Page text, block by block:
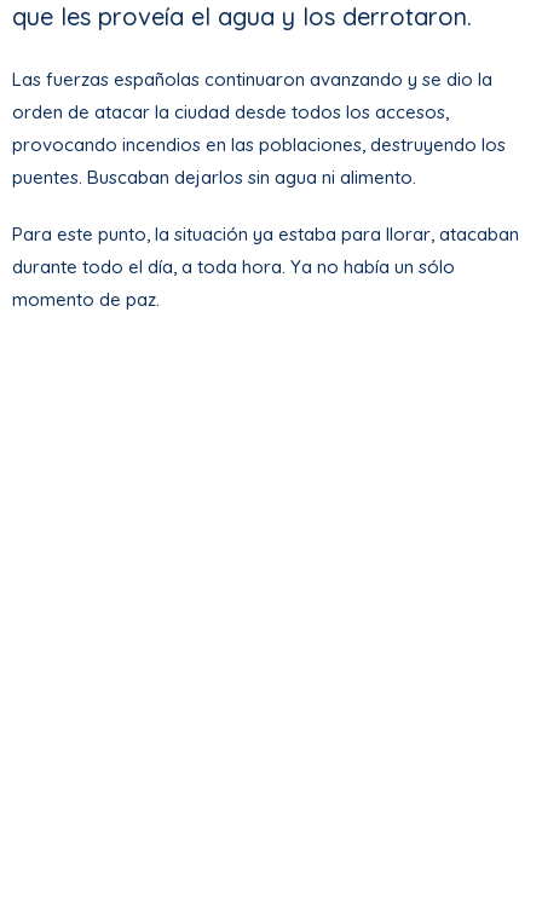
que les proveía el agua y los derrotaron.
Las fuerzas españolas continuaron avanzando y se dio la
orden de atacar la ciudad desde todos los accesos,
provocando incendios en las poblaciones, destruyendo los
puentes. Buscaban dejarlos sin agua ni alimento.
Para este punto, la situación ya estaba para llorar, atacaban
durante todo el día, a toda hora. Ya no había un sólo
momento de paz.